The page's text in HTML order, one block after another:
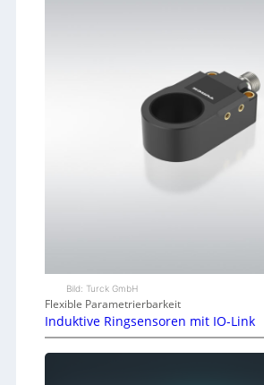
Bild: Turck GmbH
Flexible Parametrierbarkeit
Induktive Ringsensoren mit IO-Link